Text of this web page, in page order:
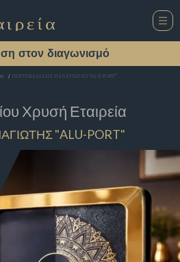
στον διαγωνισμό
ΠΟΡΤΟΚΑΛΙΔΗΣ ΠΑΝΑΓΙΩΤΗΣ "ALU-PORT"
Χρυσή Εταιρεία
"ALU-PORT"